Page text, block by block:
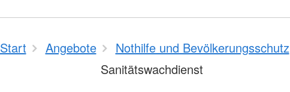
Start Angebote
Nothilfe und Bevölkerungsschutz
Sanitätswachdienst